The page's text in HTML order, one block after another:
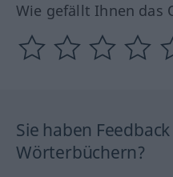
Wie gefällt Ihnen das
Sie haben
Wörterbüchern?